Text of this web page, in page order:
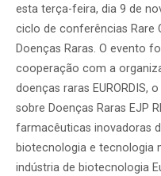
esta terça-feira, dia 9 de
ciclo de conferências Rare
Doenças Raras. O evento
cooperação com a
doenças raras EURORDIS,
sobre Doenças Raras EJP
farmacêuticas inovadoras
biotecnologia e tecnologia
indústria de biotecnologia